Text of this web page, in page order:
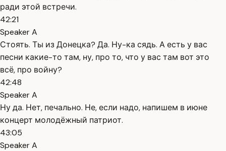
ради этой встречи.
42:21
Speaker A
Стоять. Ты из Донецка? Да. Ну-ка сядь. А есть у вас
песни какие-то там, ну, про то, что у вас там вот это
всё, про войну?
42:48
Speaker A
Ну да. Нет, печально. Не, если надо, напишем в июне
концерт молодёжный патриот.
43:05
Speaker A